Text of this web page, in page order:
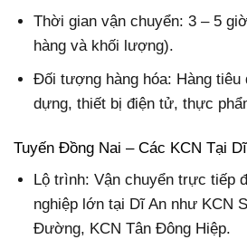
Thời gian vận chuyển: 3 – 5
hàng và khối lượng).
Đối tượng hàng hóa: Hàng tiêu
dựng, thiết bị điện tử, thực
Tuyến Đồng Nai – Các KCN Tại
Lộ trình: Vận chuyển trực tiếp
nghiệp lớn tại Dĩ An như KCN
Đường, KCN Tân Đông Hiệp.